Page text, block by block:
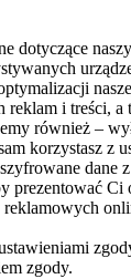
dotyczące
i treści, a
również –
korzystasz z
dane
prezentować Ci
reklamowych
zgody.